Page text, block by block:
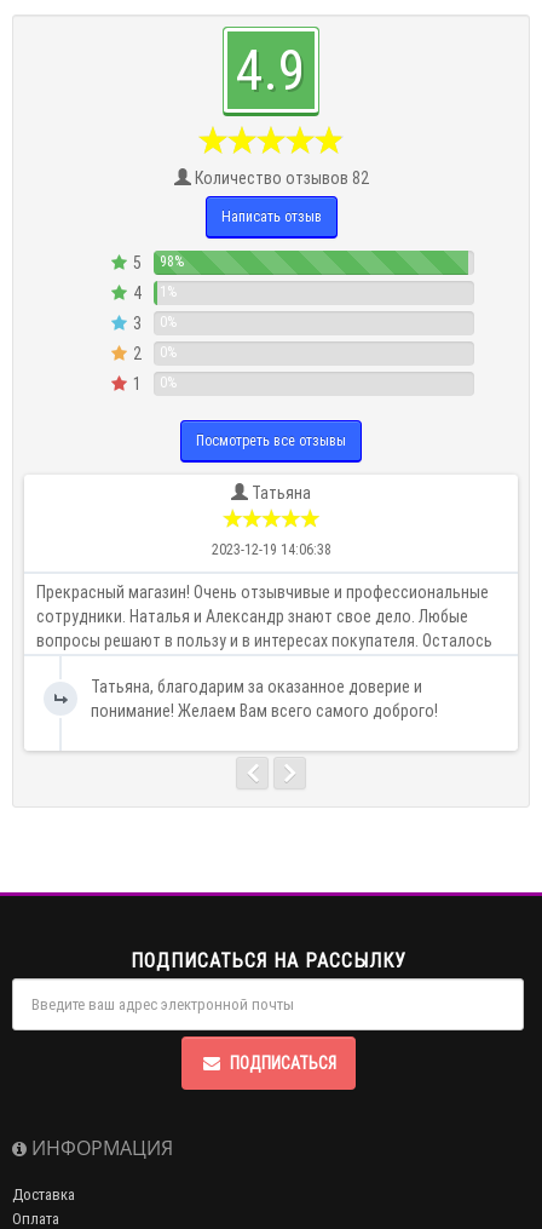
4.9
Количество отзывов 82
Написать отзыв
5 98%
4 1%
3 0%
2 0%
1 0%
Посмотреть все отзывы
Татьяна
2023-12-19 14:06:38
Прекрасный магазин! Очень отзывчивые и профессиональные
сотрудники. Наталья и Александр знают свое дело. Любые
вопросы решают в пользу и в интересах покупателя. Осталось
рекоменд..Татьяна, благодарим за оказанное доверие и
понимание! Желаем Вам всего самого доброго!
ПОДПИСАТЬСЯ НА РАССЫЛКУ
ПОДПИСАТЬСЯ
ИНФОРМАЦИЯ
Доставка
Оплата